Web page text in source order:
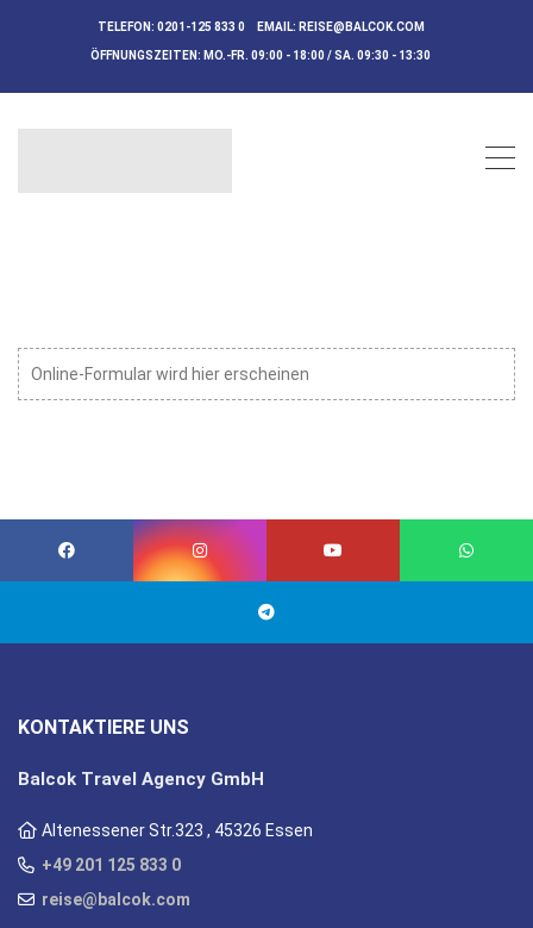
TELEFON: 0201-125 833 0 EMAIL: REISE@BALCOK.COM
ÖFFNUNGSZEITEN: MO.-FR. 09:00 - 18:00 / SA. 09:30 - 13:30
Online-Formular wird hier erscheinen
KONTAKTIERE UNS
Balcok Travel Agency GmbH
Altenessener Str.323 , 45326 Essen
+49 201 125 833 0
reise@balcok.com